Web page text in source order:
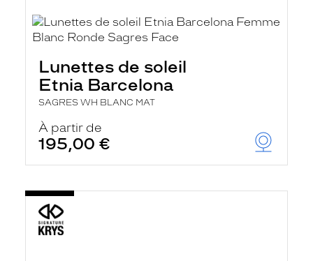
Lunettes de soleil
Etnia Barcelona
SAGRES WH BLANC MAT
À partir de
195,00 €